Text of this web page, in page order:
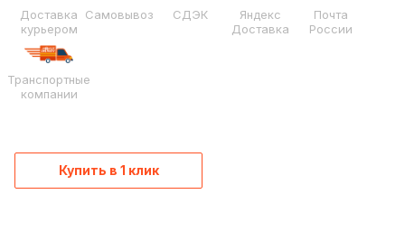
Доставка
курьером
Самовывоз СДЭК
Яндекс
Доставка
Почта
России
Транспортные
компании
Купить в 1 клик